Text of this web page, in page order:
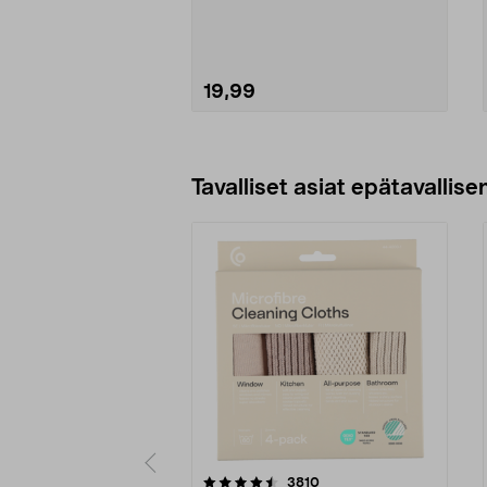
19,99
Tavalliset asiat
3810arvostelut
4.5viidestä